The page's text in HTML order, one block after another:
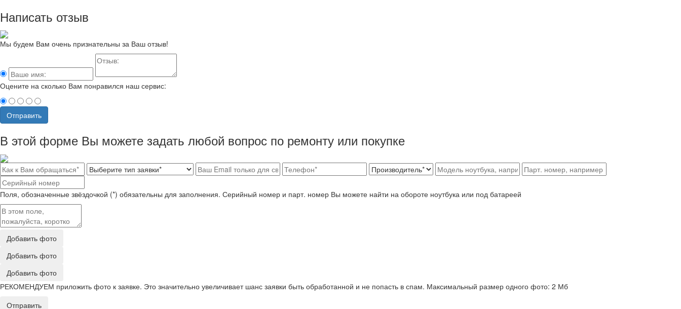
Написать отзыв
Мы будем Вам очень признательны за Ваш отзыв!
Оцените на сколько Вам понравился наш сервис:
Отправить
В этой форме Вы можете задать любой вопрос по ремонту или покупке
Поля, обозначенные звёздочкой (*) обязательны для заполнения. Серийный номер и парт. номер Вы можете найти на обороте ноутбука или под батареей
Добавить фото
Добавить фото
Добавить фото
РЕКОМЕНДУЕМ приложить фото к заявке. Это значительно увеличивает шанс заявки быть обработанной и не попасть в спам. Максимальный размер одного фото: 2 Мб
Отправить